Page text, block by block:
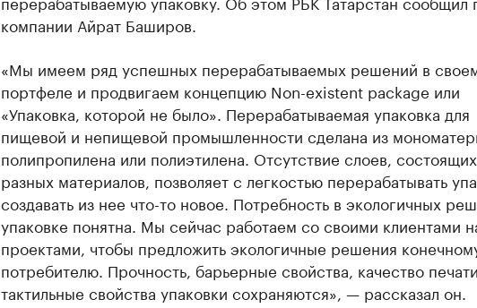
компании Айрат Баширов.
«Мы имеем ряд успешных перерабатываемых решений в
портфеле и продвигаем концепцию Non-existent package или
«Упаковка, которой не было». Перерабатываемая упаковка для
пищевой и непищевой промышленности сделана из
полипропилена или полиэтилена. Отсутствие слоев,
разных материалов, позволяет с легкостью перерабатывать
создавать из нее что-то новое. Потребность в экологичных
упаковке понятна. Мы сейчас работаем со своими клиентами
проектами, чтобы предложить экологичные решения
потребителю. Прочность, барьерные свойства, качество
тактильные свойства упаковки сохраняются», — рассказал он.